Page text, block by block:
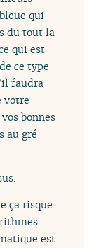
qui
du tout la
qui est
ce type
faudra
votre
bonnes
au gré
ça risque
est